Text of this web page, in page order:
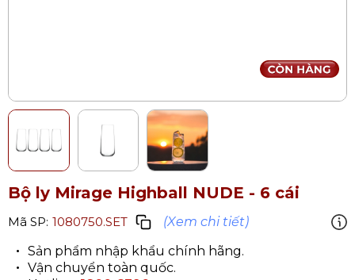
Bộ ly Mirage Highball NUDE - 6 cái
Mã SP: 1080750.SET
(Xem chi tiết)
Sản phẩm nhập khẩu chính hãng.
Vận chuyển toàn quốc.